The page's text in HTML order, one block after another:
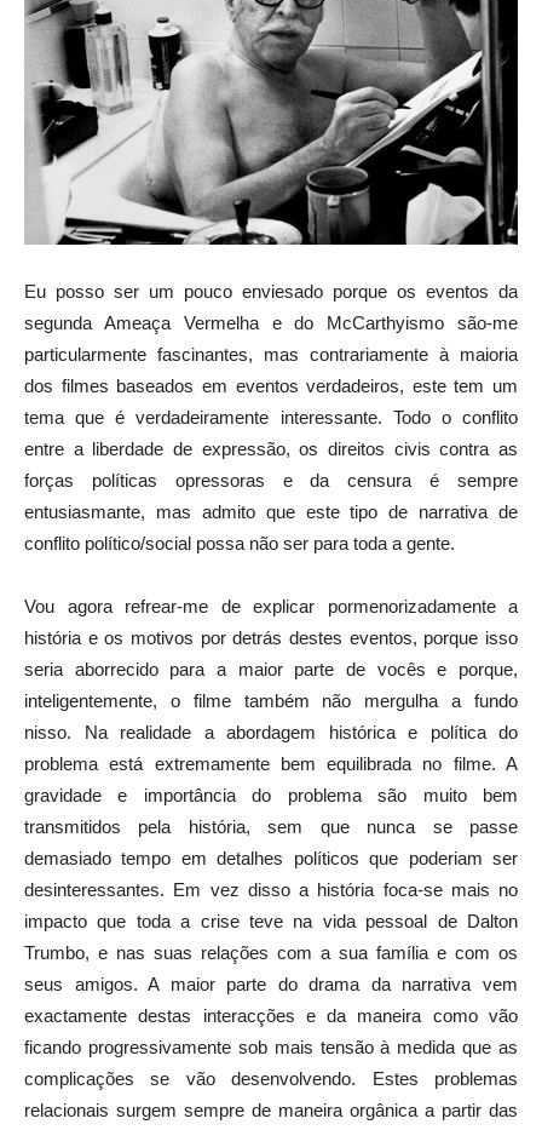
Eu posso ser um pouco enviesado porque os eventos da
segunda Ameaça Vermelha e do McCarthyismo são-me
particularmente fascinantes, mas contrariamente à maioria
dos filmes baseados em eventos verdadeiros, este tem um
tema que é verdadeiramente interessante. Todo o conflito
entre a liberdade de expressão, os direitos civis contra as
forças políticas opressoras e da censura é sempre
entusiasmante, mas admito que este tipo de narrativa de
conflito político/social possa não ser para toda a gente.
Vou agora refrear-me de explicar pormenorizadamente a
história e os motivos por detrás destes eventos, porque isso
seria aborrecido para a maior parte de vocês e porque,
inteligentemente, o filme também não mergulha a fundo
nisso. Na realidade a abordagem histórica e política do
problema está extremamente bem equilibrada no filme. A
gravidade e importância do problema são muito bem
transmitidos pela história, sem que nunca se passe
demasiado tempo em detalhes políticos que poderiam ser
desinteressantes. Em vez disso a história foca-se mais no
impacto que toda a crise teve na vida pessoal de Dalton
Trumbo, e nas suas relações com a sua família e com os
seus amigos. A maior parte do drama da narrativa vem
exactamente destas interacções e da maneira como vão
ficando progressivamente sob mais tensão à medida que as
complicações se vão desenvolvendo. Estes problemas
relacionais surgem sempre de maneira orgânica a partir das